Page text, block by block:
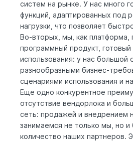
систем на рынке. У нас много
функций, адаптированных под
нагрузки, что позволяет
Во-вторых, мы, как платформа,
программный продукт,
использования: у нас большой
разнообразными бизнес-
сценариями использования и
Еще одно конкурентное
отсутствие вендорлока и
сеть: продажей и внедрением
занимаемся не только мы, но
количество наших партнеров.